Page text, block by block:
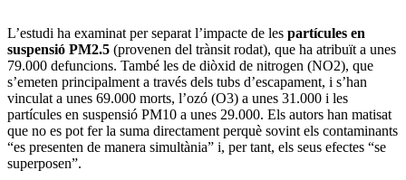
L’estudi ha examinat per separat l’impacte de les partícules en
suspensió PM2.5 (provenen del trànsit rodat), que ha atribuït a unes
79.000 defuncions. També les de diòxid de nitrogen (NO2), que
s’emeten principalment a través dels tubs d’escapament, i s’han
vinculat a unes 69.000 morts, l’ozó (O3) a unes 31.000 i les
partícules en suspensió PM10 a unes 29.000. Els autors han matisat
que no es pot fer la suma directament perquè sovint els contaminants
“es presenten de manera simultània” i, per tant, els seus efectes “se
superposen”.